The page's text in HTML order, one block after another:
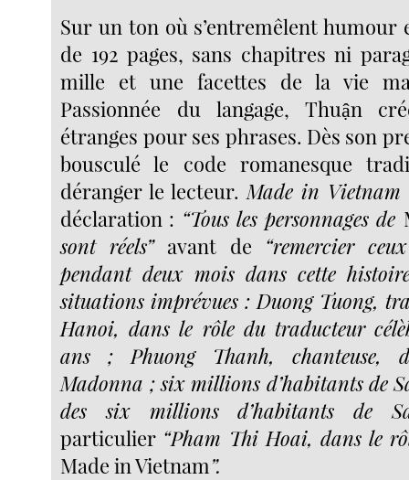
Sur un ton où s’entremêlent humour
de 192 pages, sans chapitres ni
mille et une facettes de la vie
Passionnée du langage, Thuận
étranges pour ses phrases. Dès son
bousculé le code romanesque
déranger le lecteur. Made in Vietnam
déclaration : “Tous les personnages de
sont réels”avant de “remercier
pendant deux mois dans cette
situations imprévues : Duong Tuong,
Hanoi, dans le rôle du traducteur
ans ; Phuong Thanh, chanteuse,
Madonna ; six millions d’habitants de
des six millions d’habitants de
particulier “Pham Thi Hoai, dans le
Made in Vietnam”.